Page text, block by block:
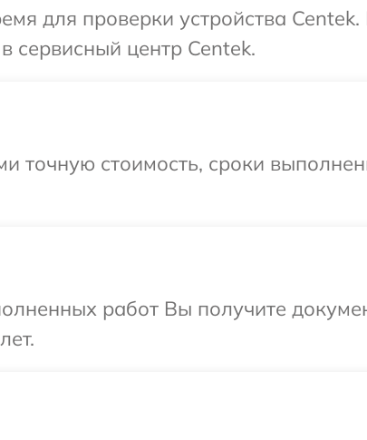
для проверки устройства
сервисный центр Centek.
точную стоимость, сроки
работ Вы получите